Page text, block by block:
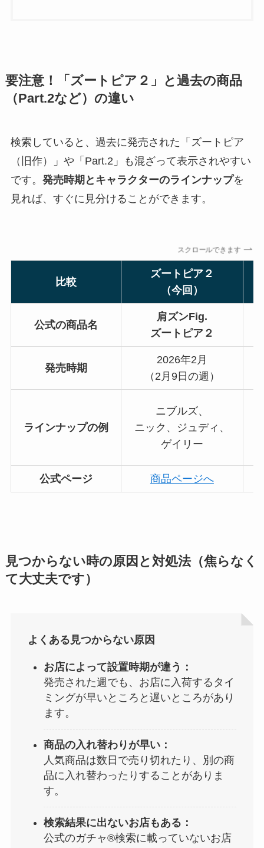
要注意！「ズートピア２」と過去の商品
（Part.2など）の違い
検索していると、過去に発売された「ズートピア
（旧作）」や「Part.2」も混ざって表示されやすい
です。 発売時期とキャラクターのラインナップを
見れば、すぐに見分けることができます。
スクロールできます
比較
ズートピア２
（今回）
公式の商品名
肩ズンFig.
ズートピア２
発売時期
2026年2月
（2月9日の週）
ラインナップの例
ニブルズ、
ニック、ジュディ、
ゲイリー
公式ページ 商品ページへ
見つからない時の原因と対処法（焦らなく
て大丈夫です）
よくある見つからない原因
お店によって設置時期が違う：
発売された週でも、お店に入荷するタイ
ミングが早いところと遅いところがあり
ます。
商品の入れ替わりが早い：
人気商品は数日で売り切れたり、別の商
品に入れ替わったりすることがありま
す。
検索結果に出ないお店もある：
公式のガチャ®検索に載っていないお店